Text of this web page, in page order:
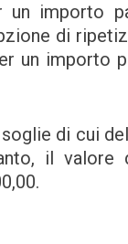
un importo
di
un importo
di cui
il valore